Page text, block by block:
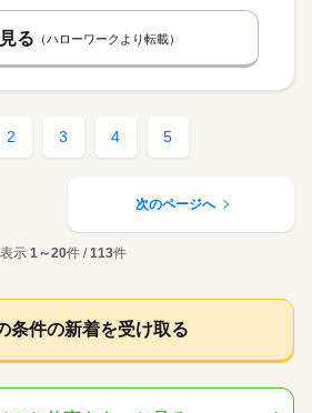
る （ハローワークより転載）
2 3 4 5
次のページへ
表示 1～20件 /113件
条件の新着を受け取る